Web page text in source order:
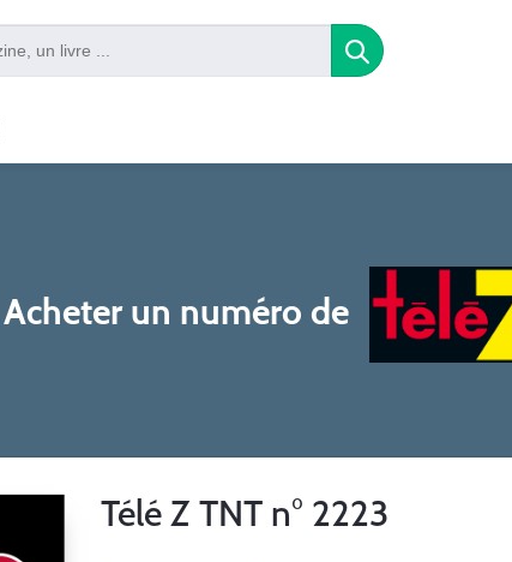
Acheter un numéro de
Télé Z TNT n° 2223